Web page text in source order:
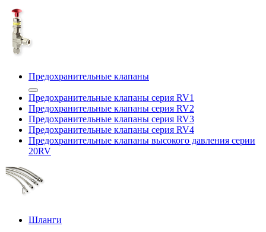
Предохранительные клапаны
Предохранительные клапаны серия RV1
Предохранительные клапаны серия RV2
Предохранительные клапаны серия RV3
Предохранительные клапаны серия RV4
Предохранительные клапаны высокого давления серии
20RV
Шланги